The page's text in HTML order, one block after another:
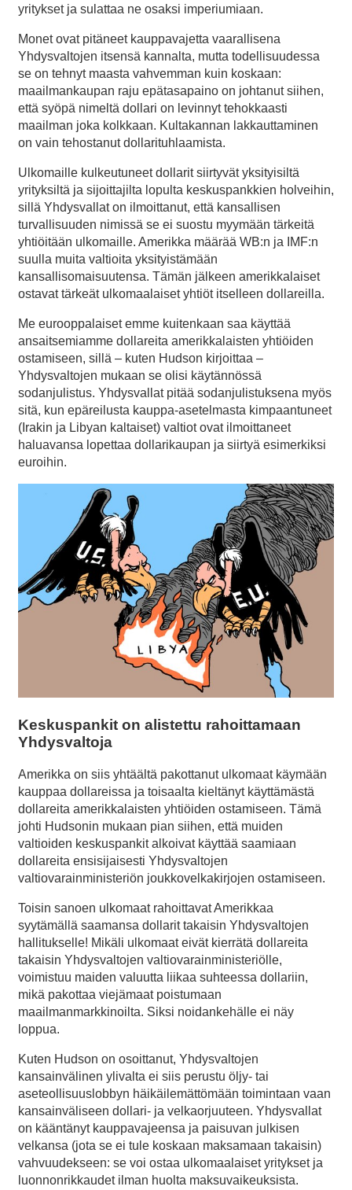
yritykset ja sulattaa ne osaksi imperiumiaan.
Monet ovat pitäneet kauppavajetta vaarallisena
Yhdysvaltojen itsensä kannalta, mutta todellisuudessa
se on tehnyt maasta vahvemman kuin koskaan:
maailmankaupan raju epätasapaino on johtanut siihen,
että syöpä nimeltä dollari on levinnyt tehokkaasti
maailman joka kolkkaan. Kultakannan lakkauttaminen
on vain tehostanut dollarituhlaamista.
Ulkomaille kulkeutuneet dollarit siirtyvät yksityisiltä
yrityksiltä ja sijoittajilta lopulta keskuspankkien holveihin,
sillä Yhdysvallat on ilmoittanut, että kansallisen
turvallisuuden nimissä se ei suostu myymään tärkeitä
yhtiöitään ulkomaille. Amerikka määrää WB:n ja IMF:n
suulla muita valtioita yksityistämään
kansallisomaisuutensa. Tämän jälkeen amerikkalaiset
ostavat tärkeät ulkomaalaiset yhtiöt itselleen dollareilla.
Me eurooppalaiset emme kuitenkaan saa käyttää
ansaitsemiamme dollareita amerikkalaisten yhtiöiden
ostamiseen, sillä – kuten Hudson kirjoittaa –
Yhdysvaltojen mukaan se olisi käytännössä
sodanjulistus. Yhdysvallat pitää sodanjulistuksena myös
sitä, kun epäreilusta kauppa-asetelmasta kimpaantuneet
(Irakin ja Libyan kaltaiset) valtiot ovat ilmoittaneet
haluavansa lopettaa dollarikaupan ja siirtyä esimerkiksi
euroihin.
Keskuspankit on alistettu rahoittamaan
Yhdysvaltoja
Amerikka on siis yhtäältä pakottanut ulkomaat käymään
kauppaa dollareissa ja toisaalta kieltänyt käyttämästä
dollareita amerikkalaisten yhtiöiden ostamiseen. Tämä
johti Hudsonin mukaan pian siihen, että muiden
valtioiden keskuspankit alkoivat käyttää saamiaan
dollareita ensisijaisesti Yhdysvaltojen
valtiovarainministeriön joukkovelkakirjojen ostamiseen.
Toisin sanoen ulkomaat rahoittavat Amerikkaa
syytämällä saamansa dollarit takaisin Yhdysvaltojen
hallitukselle! Mikäli ulkomaat eivät kierrätä dollareita
takaisin Yhdysvaltojen valtiovarainministeriölle,
voimistuu maiden valuutta liikaa suhteessa dollariin,
mikä pakottaa viejämaat poistumaan
maailmanmarkkinoilta. Siksi noidankehälle ei näy
loppua.
Kuten Hudson on osoittanut, Yhdysvaltojen
kansainvälinen ylivalta ei siis perustu öljy- tai
aseteollisuuslobbyn häikäilemättömään toimintaan vaan
kansainväliseen dollari- ja velkaorjuuteen. Yhdysvallat
on kääntänyt kauppavajeensa ja paisuvan julkisen
velkansa (jota se ei tule koskaan maksamaan takaisin)
vahvuudekseen: se voi ostaa ulkomaalaiset yritykset ja
luonnonrikkaudet ilman huolta maksuvaikeuksista.